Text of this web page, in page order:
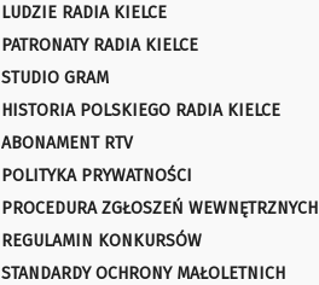
LUDZIE RADIA KIELCE
PATRONATY RADIA KIELCE
STUDIO GRAM
HISTORIA POLSKIEGO RADIA KIELCE
ABONAMENT RTV
POLITYKA PRYWATNOŚCI
PROCEDURA ZGŁOSZEŃ WEWNĘTRZNYCH
REGULAMIN KONKURSÓW
STANDARDY OCHRONY MAŁOLETNICH